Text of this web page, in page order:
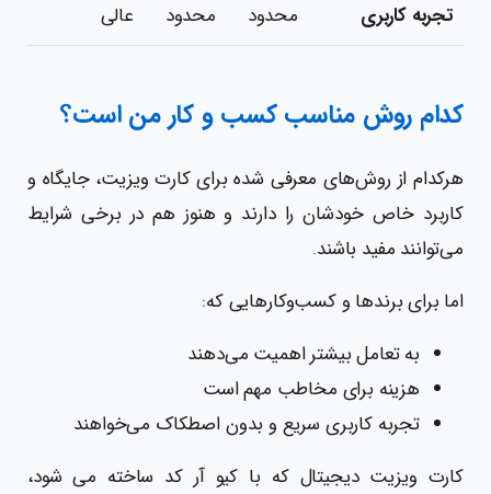
تجربه کاربری
محدود محدود عالی
کدام روش مناسب کسب و کار من است؟
هرکدام از روش‌های معرفی شده برای کارت ویزیت، جایگاه و
کاربرد خاص خودشان را دارند و هنوز هم در برخی شرایط
می‌توانند مفید باشند.
اما برای برندها و کسب‌وکارهایی که:
به تعامل بیشتر اهمیت می‌دهند
هزینه برای مخاطب مهم است
تجربه کاربری سریع و بدون اصطکاک می‌خواهند
کارت ویزیت دیجیتال که با کیو آر کد ساخته می شود،